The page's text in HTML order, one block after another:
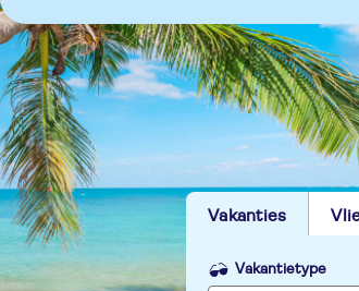
Vakanties
Vakantietype